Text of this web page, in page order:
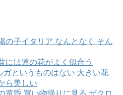
の子イタリア なんとなく そん
には蓮の花がよく似合う
ガというものはない 大きい花
ら美しい